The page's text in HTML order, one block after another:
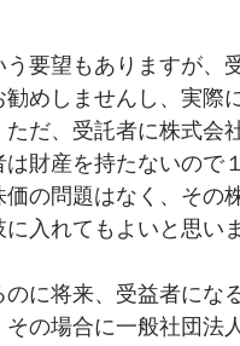
要望もありますが、
めしませんし、実際
だ、受託者に株式会
財産を持たないので
の問題はなく、その
入れてもよいと思いま
に将来、受益者にな
その場合に一般社団法